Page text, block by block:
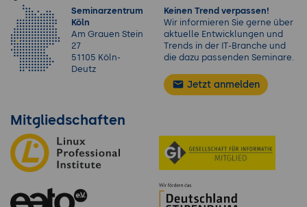
Seminarzentrum
Köln
Am Grauen Stein
27
51105 Köln-
Deutz
Keinen Trend verpassen!
Wir informieren Sie gerne über
aktuelle Entwicklungen und
Trends in der IT-Branche und
die dazu passenden Seminare.
Jetzt anmelden
Mitgliedschaften